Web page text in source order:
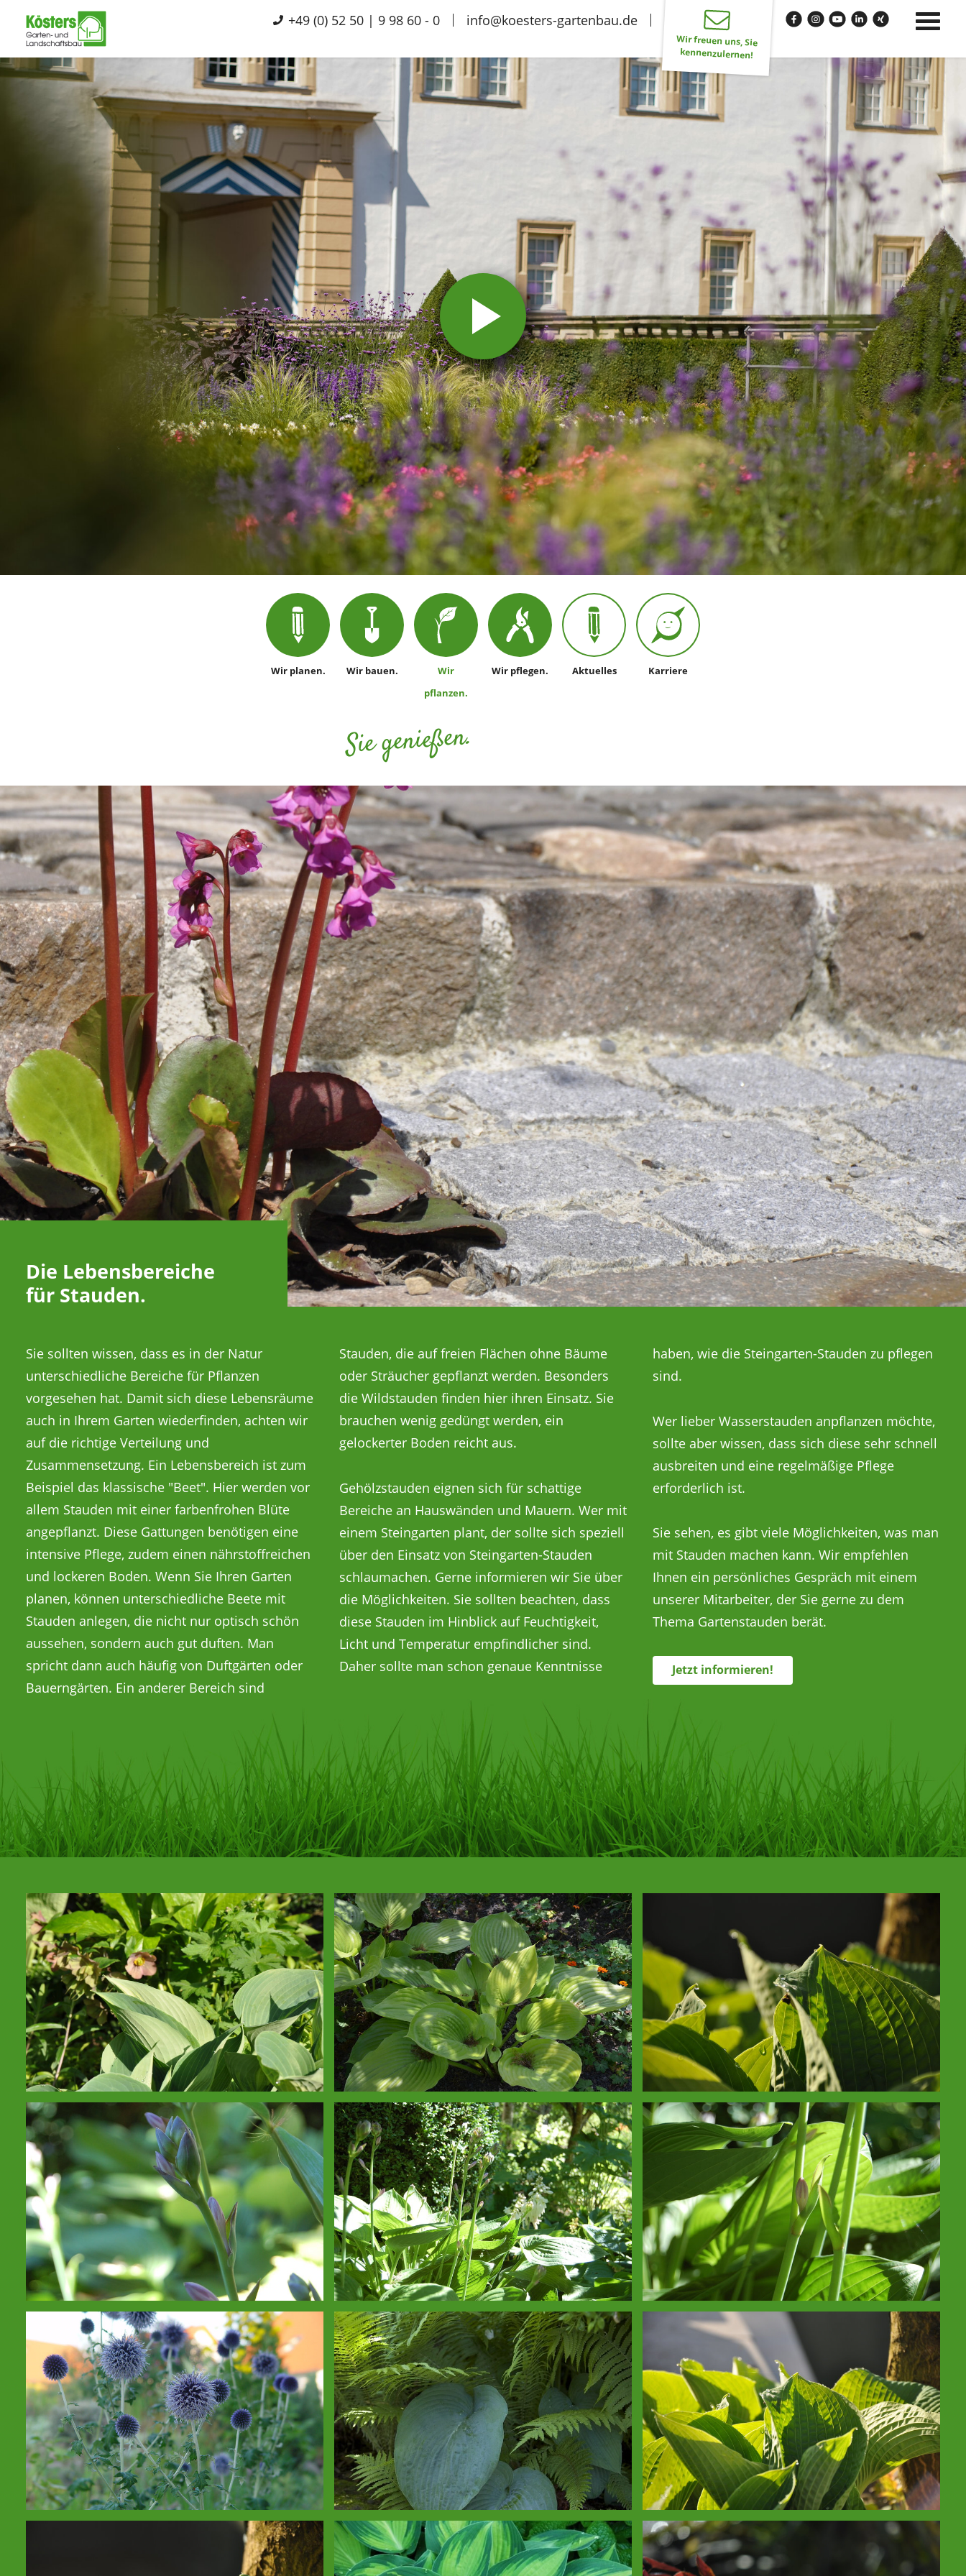
+49 (0) 52 50 | 9 98 60 - 0 info@koesters-gartenbau.de
Wir freuen uns, Sie
kennenzulernen!
Wir planen. Wir bauen.
Wir
pflanzen.
Wir pflegen.
Sie genießen.
Aktuelles Karriere
Die Lebensbereiche
für Stauden.
Sie sollten wissen, dass es in der Natur
unterschiedliche Bereiche für Pflanzen
vorgesehen hat. Damit sich diese Lebensräume
auch in Ihrem Garten wiederfinden, achten wir
auf die richtige Verteilung und
Zusammensetzung. Ein Lebensbereich ist zum
Beispiel das klassische "Beet". Hier werden vor
allem Stauden mit einer farbenfrohen Blüte
angepflanzt. Diese Gattungen benötigen eine
intensive Pflege, zudem einen nährstoffreichen
und lockeren Boden. Wenn Sie Ihren Garten
planen, können unterschiedliche Beete mit
Stauden anlegen, die nicht nur optisch schön
aussehen, sondern auch gut duften. Man
spricht dann auch häufig von Duftgärten oder
Bauerngärten. Ein anderer Bereich sind
Stauden, die auf freien Flächen ohne Bäume
oder Sträucher gepflanzt werden. Besonders
die Wildstauden finden hier ihren Einsatz. Sie
brauchen wenig gedüngt werden, ein
gelockerter Boden reicht aus.
Gehölzstauden eignen sich für schattige
Bereiche an Hauswänden und Mauern. Wer mit
einem Steingarten plant, der sollte sich speziell
über den Einsatz von Steingarten-Stauden
schlaumachen. Gerne informieren wir Sie über
die Möglichkeiten. Sie sollten beachten, dass
diese Stauden im Hinblick auf Feuchtigkeit,
Licht und Temperatur empfindlicher sind.
Daher sollte man schon genaue Kenntnisse
haben, wie die Steingarten-Stauden zu pflegen
sind.
Wer lieber Wasserstauden anpflanzen möchte,
sollte aber wissen, dass sich diese sehr schnell
ausbreiten und eine regelmäßige Pflege
erforderlich ist.
Sie sehen, es gibt viele Möglichkeiten, was man
mit Stauden machen kann. Wir empfehlen
Ihnen ein persönliches Gespräch mit einem
unserer Mitarbeiter, der Sie gerne zu dem
Thema Gartenstauden berät.
Jetzt informieren!